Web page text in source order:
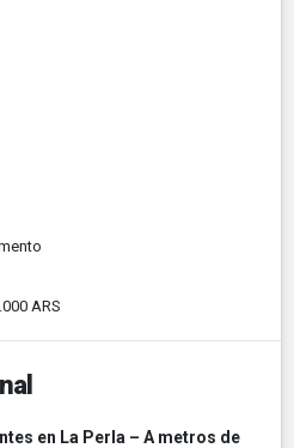
ARS
en La Perla – A metros de